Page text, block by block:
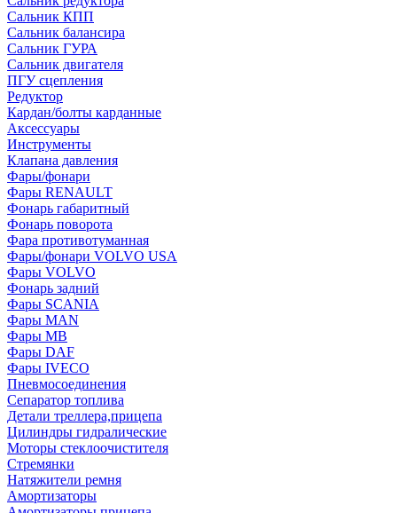
Сальник КПП
Сальник балансира
Сальник ГУРА
Сальник двигателя
ПГУ сцепления
Редуктор
Кардан/болты карданные
Аксессуары
Инструменты
Клапана давления
Фары/фонари
Фары RENAULT
Фонарь габаритный
Фонарь поворота
Фара противотуманная
Фары/фонари VOLVO USA
Фары VOLVO
Фонарь задний
Фары SCANIA
Фары MAN
Фары MB
Фары DAF
Фары IVECO
Пневмосоединения
Сепаратор топлива
Детали треллера,прицепа
Цилиндры гидралические
Моторы стеклоочистителя
Стремянки
Натяжители ремня
Амортизаторы